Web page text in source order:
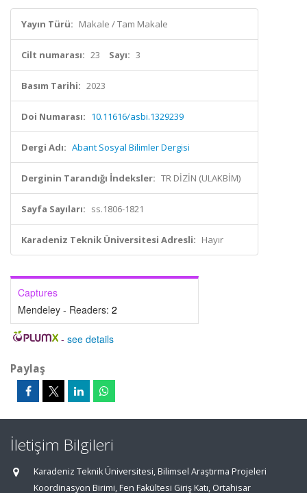
Yayın Türü: Makale / Tam Makale
Cilt numarası: 23 Sayı: 3
Basım Tarihi: 2023
Doi Numarası: 10.11616/asbi.1329239
Dergi Adı: Abant Sosyal Bilimler Dergisi
Derginin Tarandığı İndeksler: TR DİZİN (ULAKBİM)
Sayfa Sayıları: ss.1806-1821
Karadeniz Teknik Üniversitesi Adresli: Hayır
Captures
Mendeley - Readers: 2
- see details
Paylaş
İletişim Bilgileri
Karadeniz Teknik Üniversitesi, Bilimsel Araştırma Projeleri
Koordinasyon Birimi, Fen Fakültesi Giriş Katı, Ortahisar